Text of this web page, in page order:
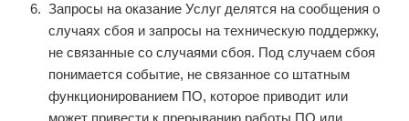
Запросы на оказание Услуг делятся на сообщения о
случаях сбоя и запросы на техническую поддержку,
не связанные со случаями сбоя. Под случаем сбоя
понимается событие, не связанное со штатным
функционированием ПО, которое приводит или
может привести к прерыванию работы ПО или